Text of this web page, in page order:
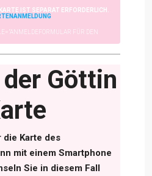
IST SEPARAT ERFORDERLICH.
FÜR DEN
Göttin
Karte des
mit einem Smartphone
Sie in diesem Fall